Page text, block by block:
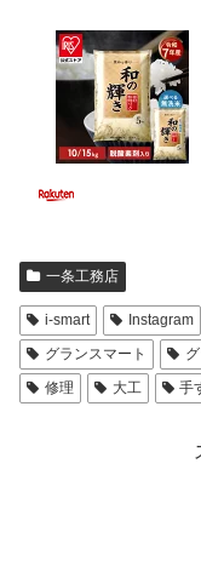
一条工務店
i-smart Instagram
グランスマート
修理
大工 手